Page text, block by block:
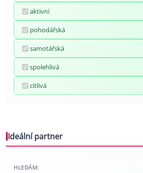
aktivní
pohodářská
samotářská
spolehlivá
citlivá
Ideální partner
HLEDÁM: